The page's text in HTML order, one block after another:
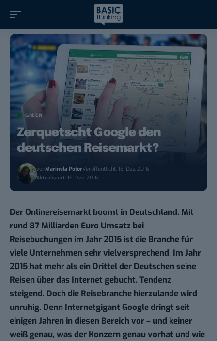
GREEN
Zerquetscht Google den
deutschen Reisemarkt?
vonMarinela PotorVeröffentlicht: 16. Dez. 2016
Aktualisiert: 16. Dez. 2016
Der Onlinereisemarkt boomt in Deutschland. Mit
rund 87 Milliarden Euro Umsatz bei
Reisebuchungen im Jahr 2015 ist die Branche für
viele Unternehmen sehr vielversprechend. Im Jahr
2015 hat mehr als ein Drittel der Deutschen seine
Reisen über das Internet gebucht. Tendenz
steigend. Doch die Reisebranche hierzulande wird
unruhig. Denn Internetgigant Google dringt seit
einigen Jahren in diesen Bereich vor – und keiner
weiß genau, was der Konzern genau vorhat und wie